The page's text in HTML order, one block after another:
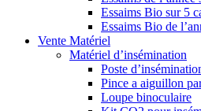
Essaims Bio sur 5
Essaims Bio de
Vente Matériel
Matériel d’insémination
Poste
Pince a aiguillon
Loupe binoculaire